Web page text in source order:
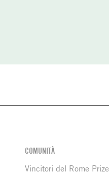
COMUNITÀ
Vincitori del Rome Prize